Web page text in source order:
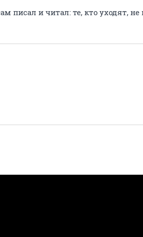
писал и читал: те, кто уходят, не